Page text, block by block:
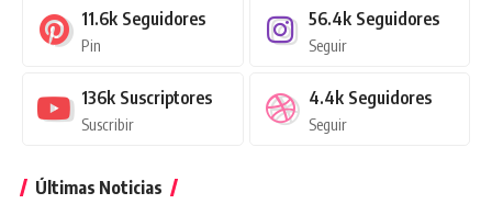
11.6k Seguidores
Pin
56.4k Seguidores
Seguir
136k Suscriptores
Suscribir
4.4k Seguidores
Seguir
Últimas Noticias